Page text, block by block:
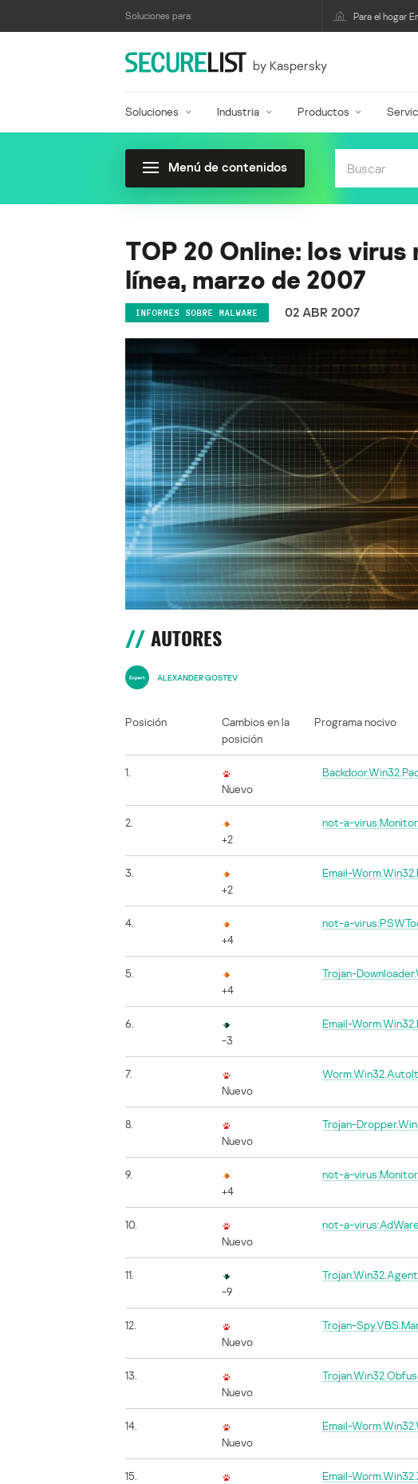
Soluciones para: Para el hogar
by Kaspersky
Soluciones Industria Productos
Menú de contenidos
TOP 20 Online: los
línea, marzo de 2007
INFORMES SOBRE MALWARE 02 ABR 2007
AUTORES
ALEXANDER GOSTEV
Posición
Cambios en la
posición
Programa nocivo
1.
Nuevo
2.
+2
not-a-
3.
+2
Email-
4.
+4
not-a-
5.
+4
Trojan-
6.
-3
Email-
7.
Nuevo
8.
Nuevo
Trojan-
9.
+4
not-a-
10.
Nuevo
not-a-
11.
-9
12.
Nuevo
Trojan-
13.
Nuevo
14.
Nuevo
Email-
15.
Email-